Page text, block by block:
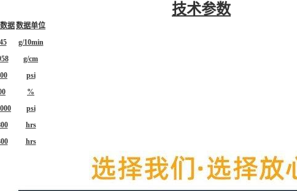
技术参数
据数据单位
g/10min
g/cm
psi
%
psi
hrs
hrs